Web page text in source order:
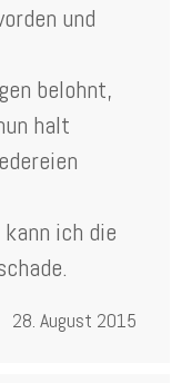
und
belohnt,
halt
ich die
28. August 2015